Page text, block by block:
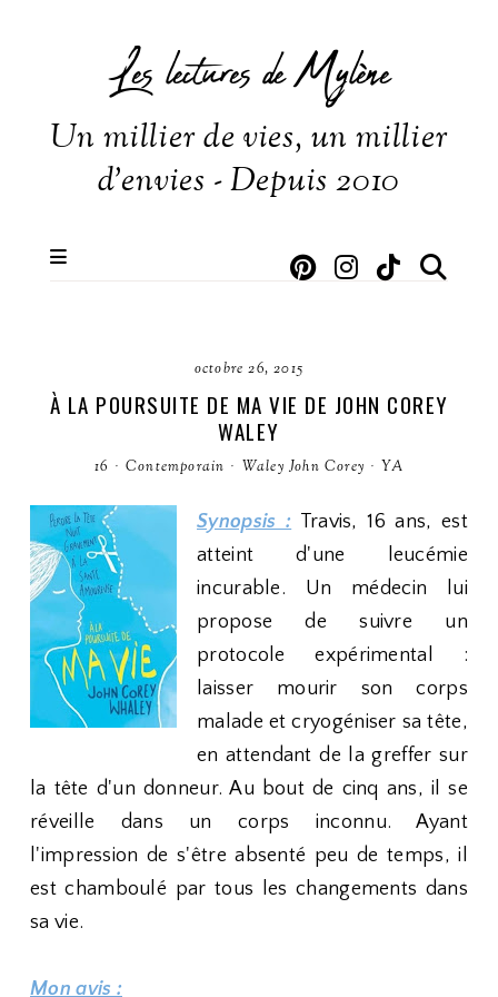
Les lectures de Mylène
Un millier de vies, un millier
d'envies - Depuis 2010
octobre 26, 2015
À LA POURSUITE DE MA VIE DE JOHN COREY
WALEY
16 · Contemporain · Waley John Corey · YA
Synopsis : Travis, 16 ans, est
atteint d'une leucémie
incurable. Un médecin lui
propose de suivre un
protocole expérimental :
laisser mourir son corps
malade et cryogéniser sa tête,
en attendant de la greffer sur
la tête d'un donneur. Au bout de cinq ans, il se
réveille dans un corps inconnu. Ayant
l'impression de s'être absenté peu de temps, il
est chamboulé par tous les changements dans
sa vie.
Mon avis :